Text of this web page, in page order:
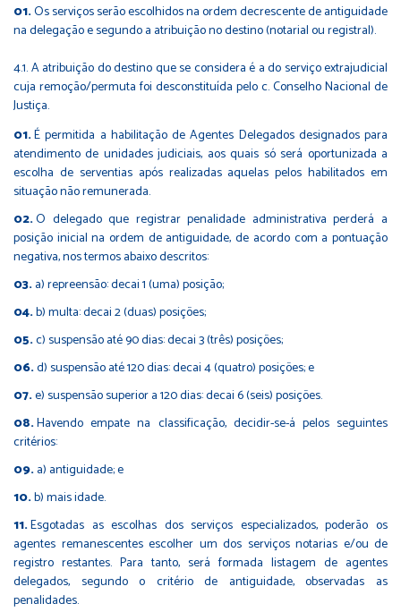
Os serviços serão escolhidos na ordem decrescente de antiguidade
na delegação e segundo a atribuição no destino (notarial ou registral).
4.1. A atribuição do destino que se considera é a do serviço extrajudicial
cuja remoção/permuta foi desconstituída pelo c. Conselho Nacional de
Justiça.
É permitida a habilitação de Agentes Delegados designados para
atendimento de unidades judiciais, aos quais só será oportunizada a
escolha de serventias após realizadas aquelas pelos habilitados em
situação não remunerada.
O delegado que registrar penalidade administrativa perderá a
posição inicial na ordem de antiguidade, de acordo com a pontuação
negativa, nos termos abaixo descritos:
a) repreensão: decai 1 (uma) posição;
b) multa: decai 2 (duas) posições;
c) suspensão até 90 dias: decai 3 (três) posições;
d) suspensão até 120 dias: decai 4 (quatro) posições; e
e) suspensão superior a 120 dias: decai 6 (seis) posições.
Havendo empate na classificação, decidir-se-á pelos seguintes
critérios:
a) antiguidade; e
b) mais idade.
Esgotadas as escolhas dos serviços especializados, poderão os
agentes remanescentes escolher um dos serviços notarias e/ou de
registro restantes. Para tanto, será formada listagem de agentes
delegados, segundo o critério de antiguidade, observadas as
penalidades.